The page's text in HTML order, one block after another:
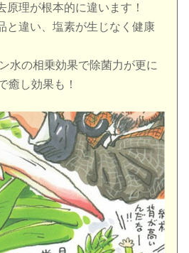
原理が根本的に違います！
と違い、塩素が生じなく健康
水の相乗効果で除菌力が更に
癒し効果も！